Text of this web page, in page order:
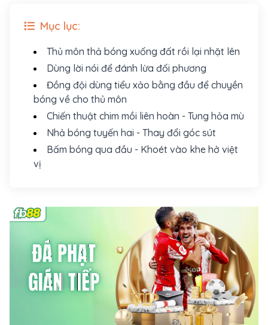
Mục lục:
Thủ môn thả bóng xuống đất rồi lại nhặt lên
Dùng lời nói để đánh lừa đối phương
Đồng đội dùng tiểu xảo bằng đầu để chuyền
bóng về cho thủ môn
Chiến thuật chim mồi liên hoàn - Tung hỏa mù
Nhả bóng tuyến hai - Thay đổi góc sút
Bấm bóng qua đầu - Khoét vào khe hở việt
vị